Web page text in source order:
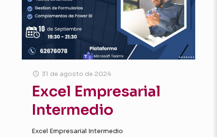
31 de agosto de 2024
Excel Empresarial
Intermedio
Excel Empresarial Intermedio